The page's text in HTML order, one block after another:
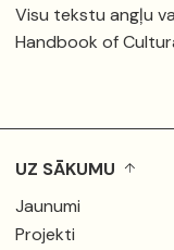
Visu tekstu angļu
Handbook of
UZ SĀKUMU
Jaunumi
Projekti